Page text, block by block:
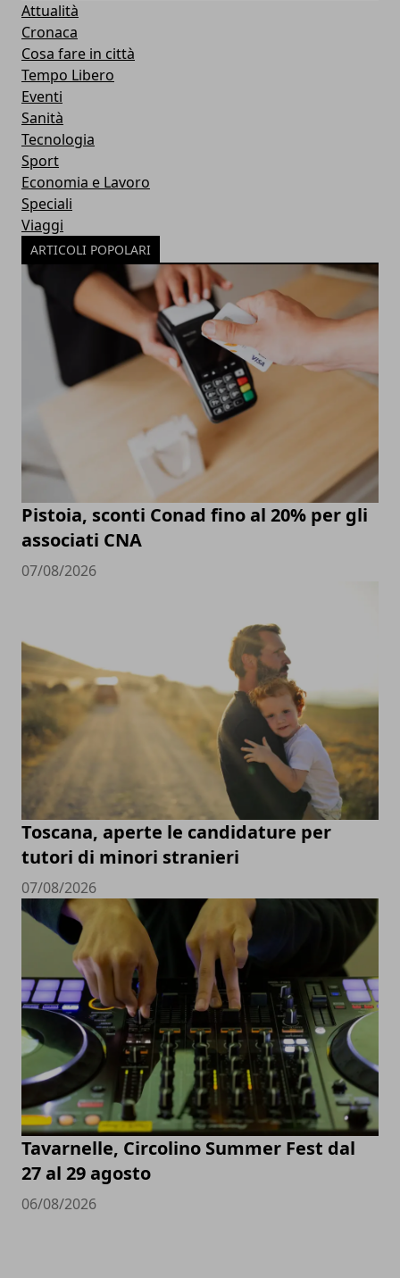
Attualità
Cronaca
Cosa fare in città
Tempo Libero
Eventi
Sanità
Tecnologia
Sport
Economia e Lavoro
Speciali
Viaggi
ARTICOLI POPOLARI
Pistoia, sconti Conad fino al 20% per gli
associati CNA
07/08/2026
Toscana, aperte le candidature per
tutori di minori stranieri
07/08/2026
Tavarnelle, Circolino Summer Fest dal
27 al 29 agosto
06/08/2026